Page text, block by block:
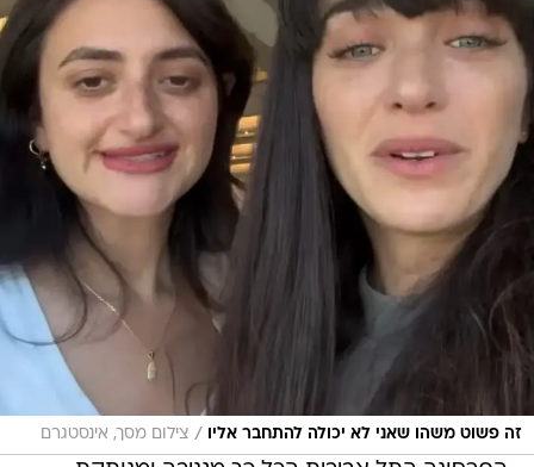
זה פשוט משהו שאני לא יכולה להתחבר אליו / צילום מסך, אינסטגרם